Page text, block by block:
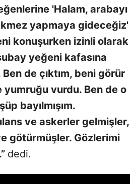
'Halam, arabayı
yapmaya gideceğiz'
konuşurken izinli olarak
yeğeni kafasına
de çıktım, beni görür
vurdu. Ben de o
bayılmışım.
ve askerler gelmişler,
götürmüşler. Gözlerimi
dedi.